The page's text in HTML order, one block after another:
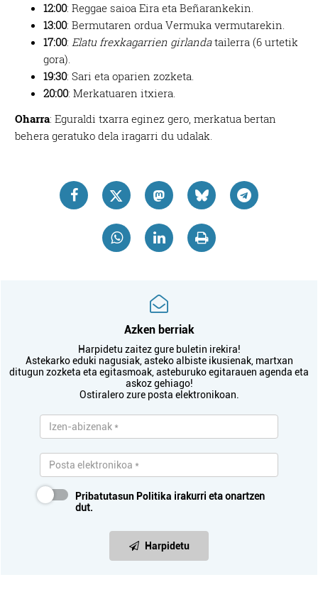
12:00: Reggae saioa Eira eta Beñarankekin.
13:00: Bermutaren ordua Vermuka vermutarekin.
17:00:Elatu frexkagarrien girlandatailerra (6 urtetik
gora).
19:30: Sari eta oparien zozketa.
20:00: Merkatuaren itxiera.
Oharra: Eguraldi txarra eginez gero, merkatua bertan
behera geratuko dela iragarri du udalak.
Azken berriak
Harpidetu zaitez gure buletin irekira!
Astekarko eduki nagusiak, asteko albiste ikusienak, martxan
ditugun zozketa eta egitasmoak, asteburuko egitarauen agenda eta
askoz gehiago!
Ostiralero zure posta elektronikoan.
Pribatutasun Politika irakurri eta onartzen
dut.
Harpidetu